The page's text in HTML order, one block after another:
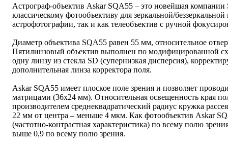
Астрограф-объектив Askar SQA55 – это новейшая
классическому фотообъективу для зеркальной/
астрофотографии, так и как телеобъектив с ручной
Диаметр объектива SQA55 равен 55 мм, относительное
Пятилинзовый объектив выполнен по модифицированной
одну линзу из стекла SD (супернизкая дисперсия),
дополнительная линза корректора поля.
Askar SQA55 имеет плоское поле зрения и позволяет
матрицами (36х24 мм). Относительная освещенность края
производителем среднеквадратический радиус кружка
22 мм от центра – меньше 4 мкм. Как фотообъектив Askar
(частотно-контрастная характеристика) по всему полю
выше 0,9 по всему полю зрения.